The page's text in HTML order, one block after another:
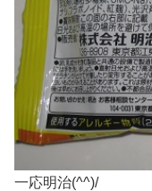
一応明治(^^)/